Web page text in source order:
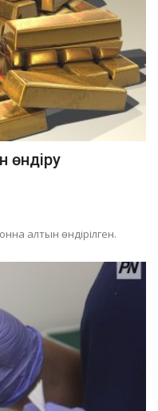
өндіру
алтын өндірілген.